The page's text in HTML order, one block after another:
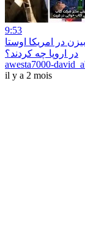
9:53
در امریکا اوستا
در اروپا چه کردند؟
awesta7000-
il y a 2 mois